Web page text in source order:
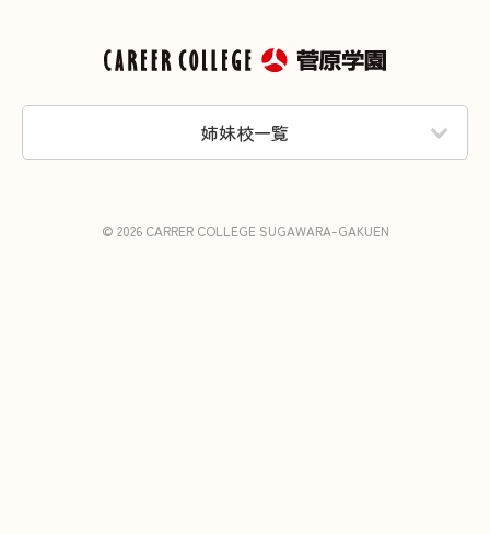
姉妹校一覧
© 2026 CARRER COLLEGE SUGAWARA-GAKUEN